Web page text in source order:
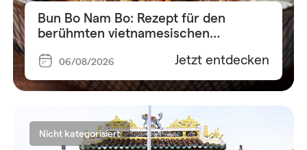
Bun Bo Nam Bo: Rezept für den
berühmten vietnamesischen
06/08/2026 Jetzt entdecken
Nicht kategorisiert